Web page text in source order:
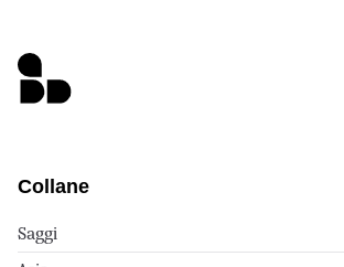
Collane
Saggi